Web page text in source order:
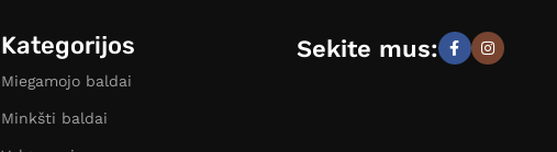
Kategorijos
Miegamojo baldai
Minkšti baldai
Sekite mus: